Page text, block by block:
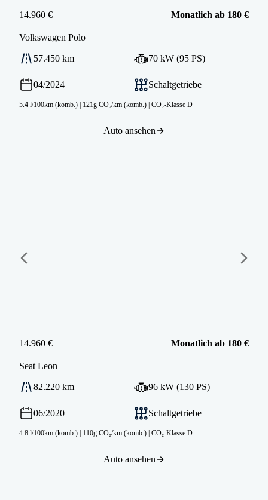
14.960 € Monatlich ab 180 €
Volkswagen Polo
57.450 km 70 kW (95 PS)
04/2024 Schaltgetriebe
5.4 l/100km (komb.) | 121g CO₂/km (komb.) | CO₂-Klasse D
Auto ansehen
14.960 € Monatlich ab 180 €
Seat Leon
82.220 km 96 kW (130 PS)
06/2020 Schaltgetriebe
4.8 l/100km (komb.) | 110g CO₂/km (komb.) | CO₂-Klasse D
Auto ansehen